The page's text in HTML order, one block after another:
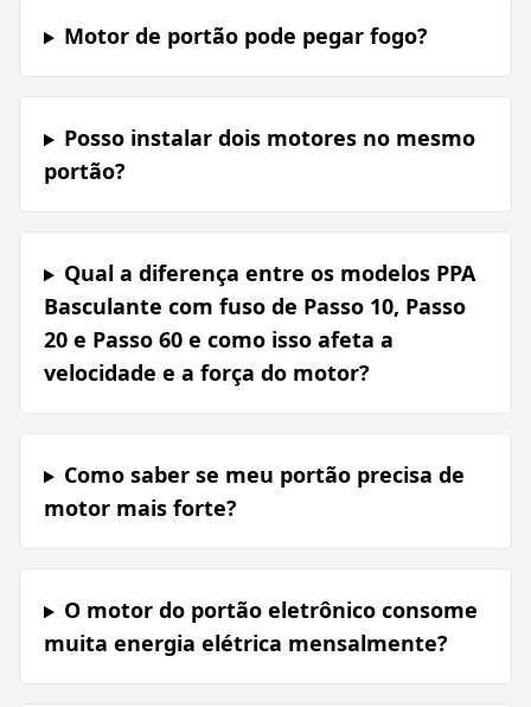
Motor de portão pode pegar fogo?
Posso instalar dois motores no mesmo
portão?
Qual a diferença entre os modelos PPA
Basculante com fuso de Passo 10, Passo
20 e Passo 60 e como isso afeta a
velocidade e a força do motor?
Como saber se meu portão precisa de
motor mais forte?
O motor do portão eletrônico consome
muita energia elétrica mensalmente?